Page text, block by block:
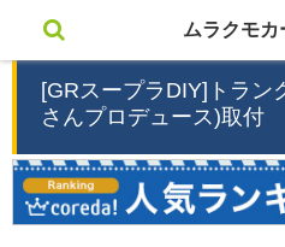
[GRスープラDIY]トラン
さんプロデュース)取付
ムラクモカ